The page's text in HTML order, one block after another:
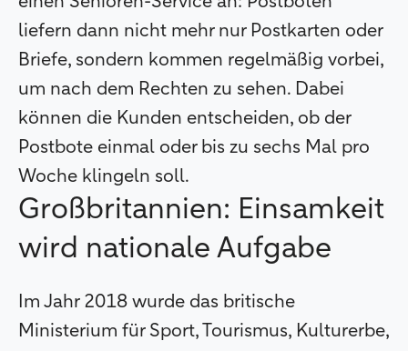
liefern dann nicht mehr nur Postkarten oder
Briefe, sondern kommen regelmäßig vorbei,
um nach dem Rechten zu sehen. Dabei
können die Kunden entscheiden, ob der
Postbote einmal oder bis zu sechs Mal pro
Woche klingeln soll.
Großbritannien: Einsamkeit
wird nationale Aufgabe
Im Jahr 2018 wurde das britische
Ministerium für Sport, Tourismus, Kulturerbe,